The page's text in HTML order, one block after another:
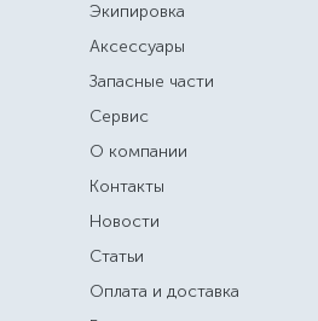
Экипировка
Аксессуары
Запасные части
Сервис
О компании
Контакты
Новости
Статьи
Оплата и доставка